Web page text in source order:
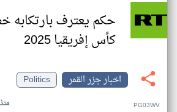
حكم يعترف بارتكابه
كأس إفريقيا 2025
اخبار جزر القمر
Politics
منذ ٧ PG03WV